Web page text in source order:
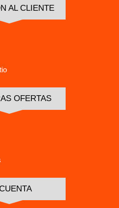
AL CLIENTE
OFERTAS